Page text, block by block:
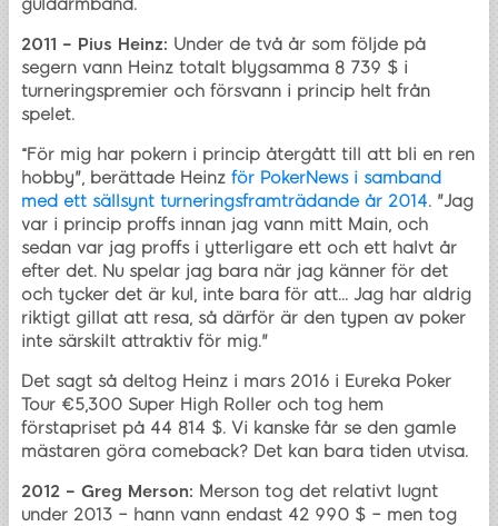
guldarmband.
2011 – Pius Heinz: Under de två år som följde på
segern vann Heinz totalt blygsamma 8 739 $ i
turneringspremier och försvann i princip helt från
spelet.
“För mig har pokern i princip återgått till att bli en ren
hobby", berättade Heinz för PokerNews i samband
med ett sällsynt turneringsframträdande år 2014. "Jag
var i princip proffs innan jag vann mitt Main, och
sedan var jag proffs i ytterligare ett och ett halvt år
efter det. Nu spelar jag bara när jag känner för det
och tycker det är kul, inte bara för att... Jag har aldrig
riktigt gillat att resa, så därför är den typen av poker
inte särskilt attraktiv för mig."
Det sagt så deltog Heinz i mars 2016 i Eureka Poker
Tour €5,300 Super High Roller och tog hem
förstapriset på 44 814 $. Vi kanske får se den gamle
mästaren göra comeback? Det kan bara tiden utvisa.
2012 – Greg Merson: Merson tog det relativt lugnt
under 2013 – hann vann endast 42 990 $ – men tog